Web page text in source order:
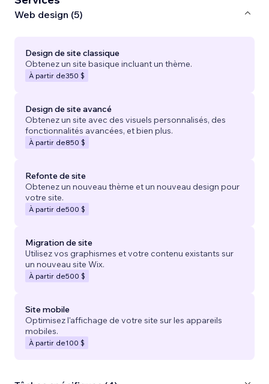
Web design (5)
Design de site classique
Obtenez un site basique incluant un thème.
À partir de350 $
Design de site avancé
Obtenez un site avec des visuels personnalisés, des
fonctionnalités avancées, et bien plus.
À partir de850 $
Refonte de site
Obtenez un nouveau thème et un nouveau design pour
votre site.
À partir de500 $
Migration de site
Utilisez vos graphismes et votre contenu existants sur
un nouveau site Wix.
À partir de500 $
Site mobile
Optimisez l'affichage de votre site sur les appareils
mobiles.
À partir de100 $